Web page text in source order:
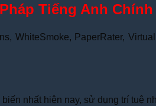
Tiếng Anh Chính
WhiteSmoke, PaperRater,
nhất hiện nay, sử dụng trí tuệ